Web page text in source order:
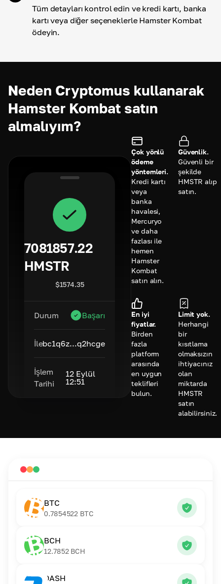
Tüm detayları kontrol edin ve kredi kartı, banka
kartı veya diğer seçeneklerle Hamster Kombat
ödeyin.
Neden Cryptomus kullanarak
Hamster Kombat satın
almalıyım?
7081857.22
HMSTR
$1574.35
Durum Başarı
İlebc1q6z...q2hcge
İşlem
Tarihi
12 Eylül
12:51
Çok yönlü
ödeme
yöntemleri.
Kredi kartı
veya
banka
havalesi,
Mercuryo
ve daha
fazlası ile
hemen
Hamster
Kombat
satın alın.
Güvenlik.
Güvenli bir
şekilde
HMSTR alıp
satın.
En iyi
fiyatlar.
Birden
fazla
platform
arasında
en uygun
teklifleri
bulun.
Limit yok.
Herhangi
bir
kısıtlama
olmaksızın
ihtiyacınız
olan
miktarda
HMSTR
satın
alabilirsiniz.
BTC
0.7854522 BTC
BCH
12.7852 BCH
DASH